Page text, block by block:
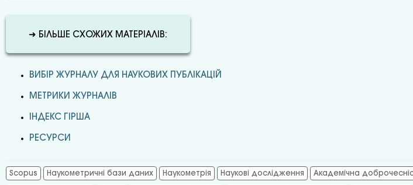
➜ БІЛЬШЕ СХОЖИХ МАТЕРІАЛІВ:
ВИБІР ЖУРНАЛУ ДЛЯ НАУКОВИХ ПУБЛІКАЦІЙ
МЕТРИКИ ЖУРНАЛІВ
ІНДЕКС ГІРША
РЕСУРСИ
Scopus Наукометричні бази даних Наукометрія Наукові дослідження Академічна